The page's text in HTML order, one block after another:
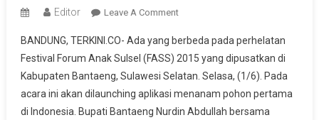
Editor Leave A CommentOn
Abdulllah
Lauching
Social
Media
SEe
BANDUNG, TERKINI.CO- Ada yang berbeda pada perhelatan
Festival Forum Anak Sulsel (FASS) 2015 yang dipusatkan di
Kabupaten Bantaeng, Sulawesi Selatan. Selasa, (1/6). Pada
acara ini akan dilaunching aplikasi menanam pohon pertama
di Indonesia. Bupati Bantaeng Nurdin Abdullah bersama